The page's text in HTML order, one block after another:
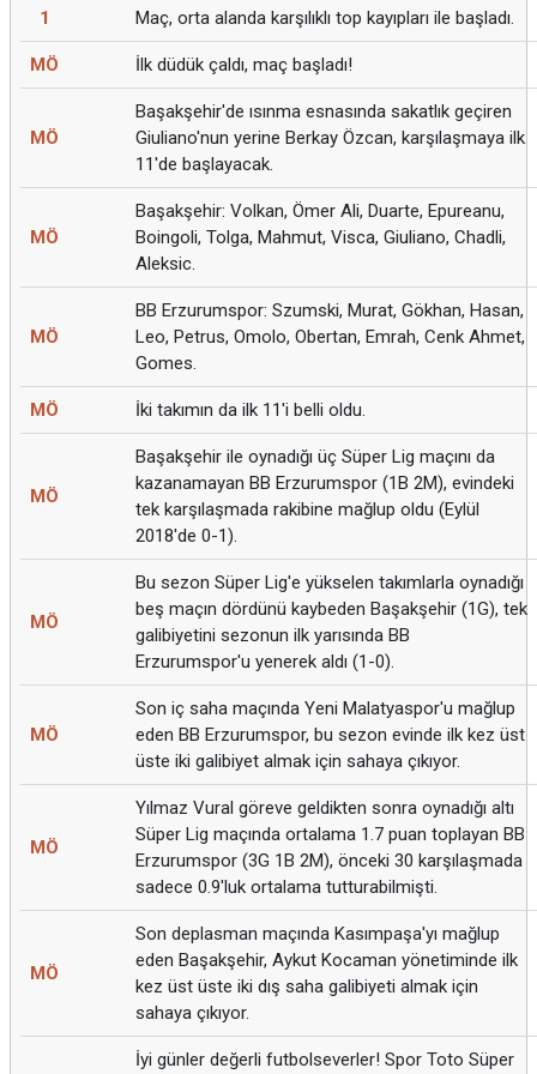
1 Maç, orta alanda karşılıklı top kayıpları ile başladı.
MÖ İlk düdük çaldı, maç başladı!
MÖ
Başakşehir'de ısınma esnasında sakatlık geçiren
Giuliano'nun yerine Berkay Özcan, karşılaşmaya ilk
11'de başlayacak.
MÖ
Başakşehir: Volkan, Ömer Ali, Duarte, Epureanu,
Boingoli, Tolga, Mahmut, Visca, Giuliano, Chadli,
Aleksic.
MÖ
BB Erzurumspor: Szumski, Murat, Gökhan, Hasan,
Leo, Petrus, Omolo, Obertan, Emrah, Cenk Ahmet,
Gomes.
MÖ İki takımın da ilk 11'i belli oldu.
MÖ
Başakşehir ile oynadığı üç Süper Lig maçını da
kazanamayan BB Erzurumspor (1B 2M), evindeki
tek karşılaşmada rakibine mağlup oldu (Eylül
2018'de 0-1).
MÖ
Bu sezon Süper Lig'e yükselen takımlarla oynadığı
beş maçın dördünü kaybeden Başakşehir (1G), tek
galibiyetini sezonun ilk yarısında BB
Erzurumspor'u yenerek aldı (1-0).
MÖ
Son iç saha maçında Yeni Malatyaspor'u mağlup
eden BB Erzurumspor, bu sezon evinde ilk kez üst
üste iki galibiyet almak için sahaya çıkıyor.
MÖ
Yılmaz Vural göreve geldikten sonra oynadığı altı
Süper Lig maçında ortalama 1.7 puan toplayan BB
Erzurumspor (3G 1B 2M), önceki 30 karşılaşmada
sadece 0.9'luk ortalama tutturabilmişti.
MÖ
Son deplasman maçında Kasımpaşa'yı mağlup
eden Başakşehir, Aykut Kocaman yönetiminde ilk
kez üst üste iki dış saha galibiyeti almak için
sahaya çıkıyor.
İyi günler değerli futbolseverler! Spor Toto Süper